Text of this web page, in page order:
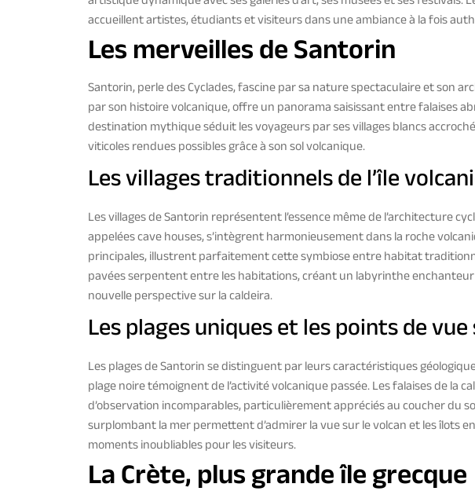
accueillent artistes, étudiants et visiteurs dans une ambiance à la fois
Les merveilles de Santorin
Santorin, perle des Cyclades, fascine par sa nature spectaculaire et son
par son histoire volcanique, offre un panorama saisissant entre falaises
destination mythique séduit les voyageurs par ses villages blancs
viticoles rendues possibles grâce à son sol volcanique.
Les villages traditionnels de l’île
Les villages de Santorin représentent l’essence même de l’architecture
appelées cave houses, s’intègrent harmonieusement dans la roche
principales, illustrent parfaitement cette symbiose entre habitat
pavées serpentent entre les habitations, créant un labyrinthe
nouvelle perspective sur la caldeira.
Les plages uniques et les points de
Les plages de Santorin se distinguent par leurs caractéristiques
plage noire témoignent de l’activité volcanique passée. Les falaises de la
d’observation incomparables, particulièrement appréciés au coucher du
surplombant la mer permettent d’admirer la vue sur le volcan et les îlots
moments inoubliables pour les visiteurs.
La Crète, plus grande île grecque